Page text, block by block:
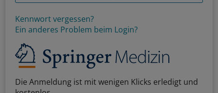
Kennwort vergessen?
Ein anderes Problem beim Login?
Die Anmeldung ist mit wenigen Klicks erledigt und